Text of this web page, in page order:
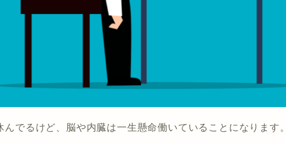
んでるけど、脳や内臓は一生懸命働いていることになります。